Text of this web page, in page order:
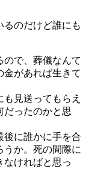
るのだけど誰にも
ので、葬儀なんて
金があれば生きて
見送ってもらえ
だったのかと思
後に誰かに手を合
うか。死の間際に
なければと思っ